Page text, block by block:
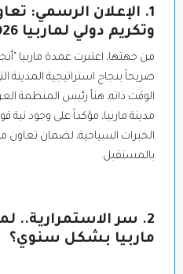
1. الإعلان الرسمي:
وتكريم دولي لماربيا 2026
من جهتها، اعتبرت عمدة ماربيا
صريحاً بنجاح استراتيجية المدينة
الوقت ذاته، هنأ رئيس المنظمة
مدينة ماربيا، مؤكداً على وجود نية
الخبرات السياحية، لضمان تعاون
بالمستقبل.
2. سر الاستمرارية..
ماربيا بشكل سنوي؟